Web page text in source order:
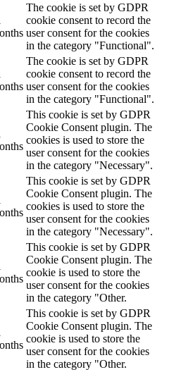
The cookie is set by GDPR
cookie consent to record the
user consent for the cookies
in the category "Functional".
The cookie is set by GDPR
cookie consent to record the
user consent for the cookies
in the category "Functional".
This cookie is set by GDPR
Cookie Consent plugin. The
cookies is used to store the
user consent for the cookies
in the category "Necessary".
This cookie is set by GDPR
Cookie Consent plugin. The
cookies is used to store the
user consent for the cookies
in the category "Necessary".
This cookie is set by GDPR
Cookie Consent plugin. The
cookie is used to store the
user consent for the cookies
in the category "Other.
This cookie is set by GDPR
Cookie Consent plugin. The
cookie is used to store the
user consent for the cookies
in the category "Other.